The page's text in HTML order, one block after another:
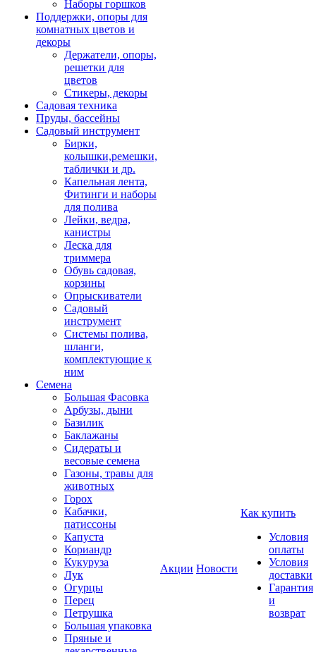
Наборы горшков
Поддержки, опоры для
комнатных цветов и
декоры
Держатели, опоры,
решетки для
цветов
Стикеры, декоры
Садовая техника
Пруды, бассейны
Садовый инструмент
Бирки,
колышки,ремешки,
таблички и др.
Капельная лента,
Фитинги и наборы
для полива
Лейки, ведра,
канистры
Леска для
триммера
Обувь садовая,
корзины
Опрыскиватели
Садовый
инструмент
Системы полива,
шланги,
комплектующие к
ним
Семена
Большая Фасовка
Арбузы, дыни
Базилик
Баклажаны
Сидераты и
весовые семена
Газоны, травы для
животных
Горох
Кабачки,
патиссоны
Капуста
Кориандр
Кукуруза
Лук
Огурцы
Перец
Петрушка
Большая упаковка
Пряные и
Акции Новости
Как купить
Условия
оплаты
Условия
доставки
Гарантия
и
возврат